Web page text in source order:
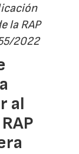
la RAP
2022
al